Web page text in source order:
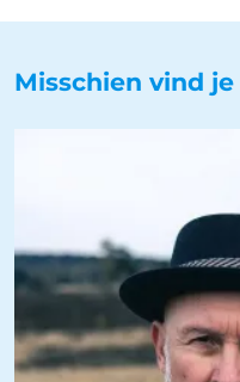
Misschien vind